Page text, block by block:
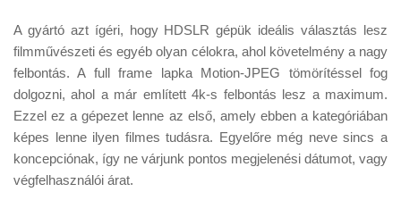
A gyártó azt ígéri, hogy HDSLR gépük ideális választás lesz
filmművészeti és egyéb olyan célokra, ahol követelmény a nagy
felbontás. A full frame lapka Motion-JPEG tömörítéssel fog
dolgozni, ahol a már említett 4k-s felbontás lesz a maximum.
Ezzel ez a gépezet lenne az első, amely ebben a kategóriában
képes lenne ilyen filmes tudásra. Egyelőre még neve sincs a
koncepciónak, így ne várjunk pontos megjelenési dátumot, vagy
végfelhasználói árat.